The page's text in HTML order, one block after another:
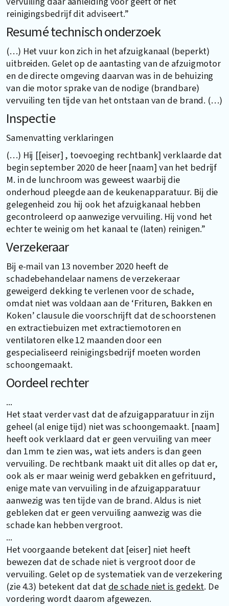
reinigingsbedrijf dit adviseert.”
Resumé technisch onderzoek
(…) Het vuur kon zich in het afzuigkanaal (beperkt)
uitbreiden. Gelet op de aantasting van de afzuigmotor
en de directe omgeving daarvan was in de behuizing
van die motor sprake van de nodige (brandbare)
vervuiling ten tijde van het ontstaan van de brand. (…)
Inspectie
Samenvatting verklaringen
(…) Hij [[eiser] , toevoeging rechtbank] verklaarde dat
begin september 2020 de heer [naam] van het bedrijf
M. in de lunchroom was geweest waarbij die
onderhoud pleegde aan de keukenapparatuur. Bij die
gelegenheid zou hij ook het afzuigkanaal hebben
gecontroleerd op aanwezige vervuiling. Hij vond het
echter te weinig om het kanaal te (laten) reinigen.”
Verzekeraar
Bij e-mail van 13 november 2020 heeft de
schadebehandelaar namens de verzekeraar
geweigerd dekking te verlenen voor de schade,
omdat niet was voldaan aan de ‘Frituren, Bakken en
Koken’ clausule die voorschrijft dat de schoorstenen
en extractiebuizen met extractiemotoren en
ventilatoren elke 12 maanden door een
gespecialiseerd reinigingsbedrijf moeten worden
schoongemaakt.
Oordeel rechter
...
Het staat verder vast dat de afzuigapparatuur in zijn
geheel (al enige tijd) niet was schoongemaakt. [naam]
heeft ook verklaard dat er geen vervuiling van meer
dan 1mm te zien was, wat iets anders is dan geen
vervuiling. De rechtbank maakt uit dit alles op dat er,
ook als er maar weinig werd gebakken en gefrituurd,
enige mate van vervuiling in de afzuigapparatuur
aanwezig was ten tijde van de brand. Aldus is niet
gebleken dat er geen vervuiling aanwezig was die
schade kan hebben vergroot.
...
Het voorgaande betekent dat [eiser] niet heeft
bewezen dat de schade niet is vergroot door de
vervuiling. Gelet op de systematiek van de verzekering
(zie 4.3) betekent dat datde schade niet is gedekt. De
vordering wordt daarom afgewezen.